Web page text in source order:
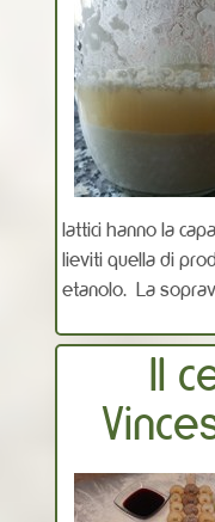
lattici hanno la
lieviti quella di
etanolo. La
Il